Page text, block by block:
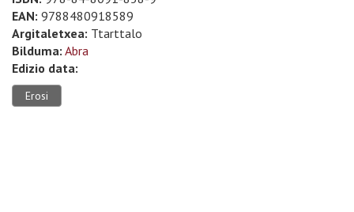
EAN: 9788480918589
Argitaletxea: Ttarttalo
Bilduma: Abra
Edizio data:
Erosi